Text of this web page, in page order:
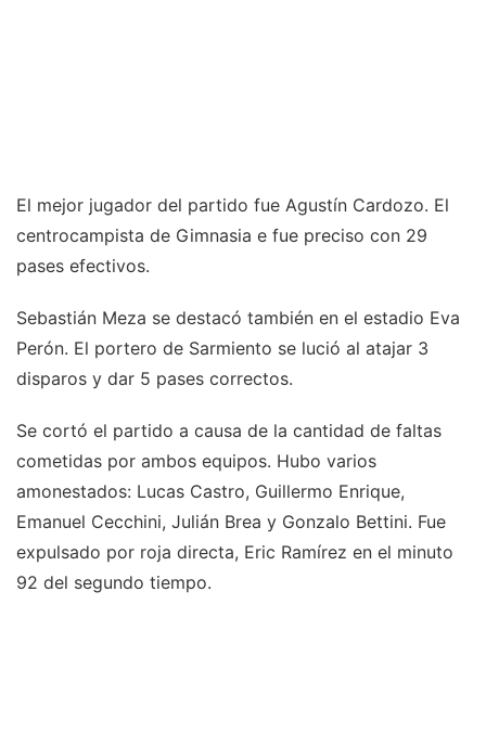
El mejor jugador del partido fue Agustín Cardozo. El
centrocampista de Gimnasia e fue preciso con 29
pases efectivos.
Sebastián Meza se destacó también en el estadio Eva
Perón. El portero de Sarmiento se lució al atajar 3
disparos y dar 5 pases correctos.
Se cortó el partido a causa de la cantidad de faltas
cometidas por ambos equipos. Hubo varios
amonestados: Lucas Castro, Guillermo Enrique,
Emanuel Cecchini, Julián Brea y Gonzalo Bettini. Fue
expulsado por roja directa, Eric Ramírez en el minuto
92 del segundo tiempo.